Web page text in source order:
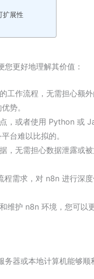
扩展性
更好地理解其价值：
工作流程，无需担心额
势。
，或者使用 Python 或
台难以比拟的。
，无需担心数据泄露或
需求，对 n8n 进行深
维护 n8n 环境，您可以
器或本地计算机能够顺